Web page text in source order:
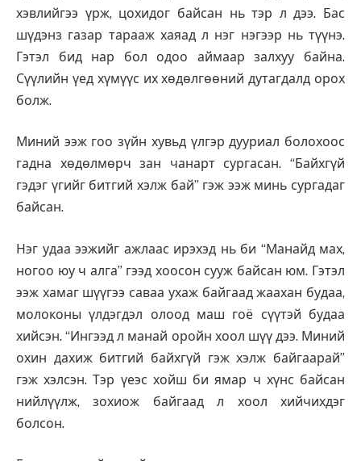
хэвлийгээ үрж, цохидог байсан нь тэр л дээ. Бас
шүдэнз газар тарааж хаяад л нэг нэгээр нь түүнэ.
Гэтэл бид нар бол одоо аймаар залхуу байна.
Сүүлийн үед хүмүүс их хөдөлгөөний дутагдалд орох
болж.
Миний ээж гоо зүйн хувьд үлгэр дууриал болохоос
гадна хөдөлмөрч зан чанарт сургасан. “Байхгүй
гэдэг үгийг битгий хэлж бай” гэж ээж минь сургадаг
байсан.
Нэг удаа ээжийг ажлаас ирэхэд нь би “Манайд мах,
ногоо юу ч алга” гээд хоосон сууж байсан юм. Гэтэл
ээж хамаг шүүгээ саваа ухаж байгаад жаахан будаа,
молоконы үлдэгдэл олоод маш гоё сүүтэй будаа
хийсэн. “Ингээд л манай оройн хоол шүү дээ. Миний
охин дахиж битгий байхгүй гэж хэлж байгаарай”
гэж хэлсэн. Тэр үеэс хойш би ямар ч хүнс байсан
нийлүүлж, зохиож байгаад л хоол хийчихдэг
болсон.